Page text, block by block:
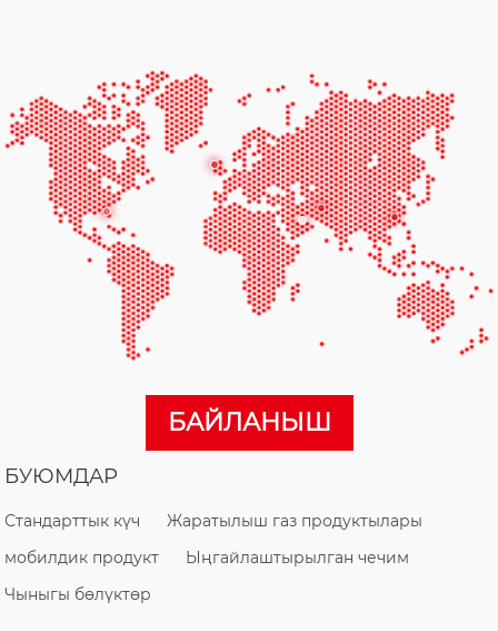
БАЙЛАНЫШ
БУЮМДАР
Стандарттык күч
Жаратылыш газ продуктылары
мобилдик продукт
Ыңгайлаштырылган чечим
Чыныгы бөлүктөр